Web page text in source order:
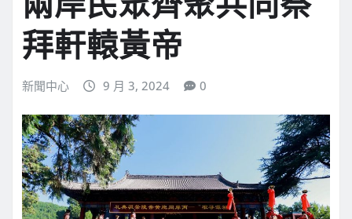
拜軒轅黃帝
新聞中心 9 月 3, 2024 0